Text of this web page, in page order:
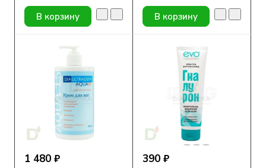
В корзину В корзину
1 480 ₽ 390 ₽